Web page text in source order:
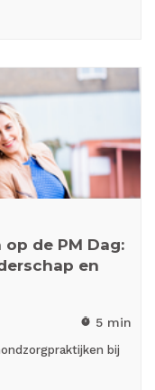
de PM Dag:
en
timer 5 min
bij